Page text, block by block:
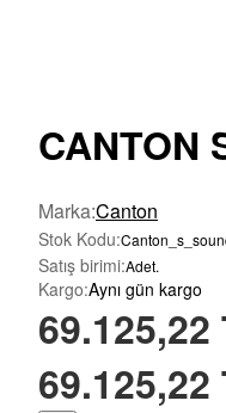
CANTON
Marka:Canton
Stok Kodu:
Satış birimi:Adet.
Kargo:Aynı gün kargo
69.125,22
69.125,22